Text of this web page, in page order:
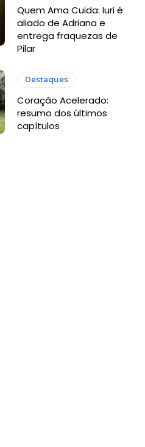
Quem Ama Cuida: Iuri é
aliado de Adriana e
entrega fraquezas de
Pilar
Destaques
Coração Acelerado:
resumo dos últimos
capítulos